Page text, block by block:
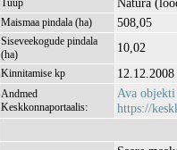
Tüüp
Maismaa pindala (ha) 508,05
Siseveekogude pindala
(ha)
10,02
Kinnitamise kp 12.12.2008
Andmed
Keskkonnaportaalis:
Ava objekti
https://